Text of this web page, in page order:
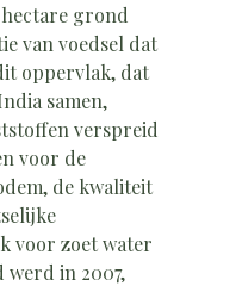
grond
van voedsel dat
oppervlak, dat
samen,
verspreid
voor de
de kwaliteit
voor zoet water
werd in 2007,